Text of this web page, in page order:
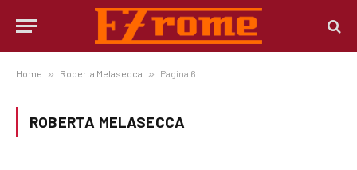
Home » Roberta Melasecca » Pagina 6
ROBERTA MELASECCA